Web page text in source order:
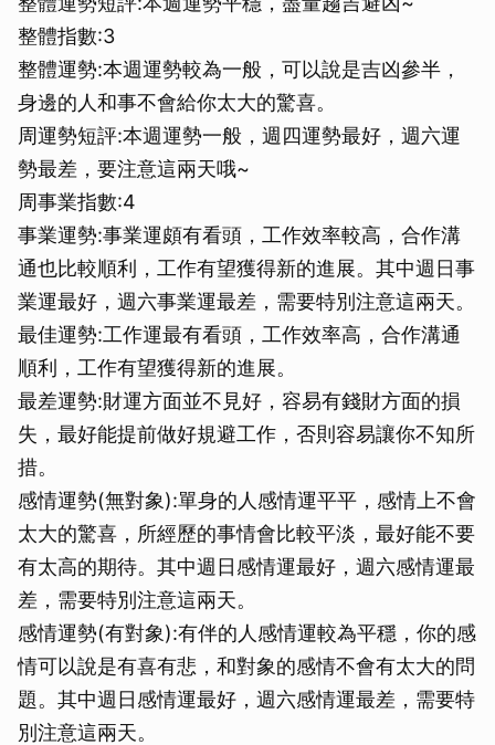
整體指數:3
整體運勢:本週運勢較為一般，可以說是吉凶參半，
身邊的人和事不會給你太大的驚喜。
周運勢短評:本週運勢一般，週四運勢最好，週六運
勢最差，要注意這兩天哦~
周事業指數:4
事業運勢:事業運頗有看頭，工作效率較高，合作溝
通也比較順利，工作有望獲得新的進展。其中週日事
業運最好，週六事業運最差，需要特別注意這兩天。
最佳運勢:工作運最有看頭，工作效率高，合作溝通
順利，工作有望獲得新的進展。
最差運勢:財運方面並不見好，容易有錢財方面的損
失，最好能提前做好規避工作，否則容易讓你不知所
措。
感情運勢(無對象):單身的人感情運平平，感情上不會
太大的驚喜，所經歷的事情會比較平淡，最好能不要
有太高的期待。其中週日感情運最好，週六感情運最
差，需要特別注意這兩天。
感情運勢(有對象):有伴的人感情運較為平穩，你的感
情可以說是有喜有悲，和對象的感情不會有太大的問
題。其中週日感情運最好，週六感情運最差，需要特
別注意這兩天。